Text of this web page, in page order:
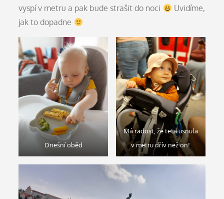
vyspí v metru a pak bude strašit do noci
Uvidíme,
jak to dopadne
Dnešní oběd
Má radost, že teta usnula
v metru dřív než on!